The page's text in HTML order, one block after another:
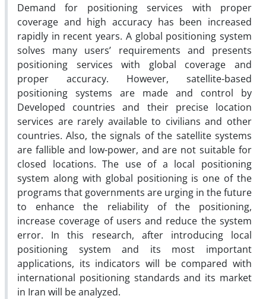
Demand for positioning services with proper
coverage and high accuracy has been increased
rapidly in recent years. A global positioning system
solves many users’ requirements and presents
positioning services with global coverage and
proper accuracy. However, satellite-based
positioning systems are made and control by
Developed countries and their precise location
services are rarely available to civilians and other
countries. Also, the signals of the satellite systems
are fallible and low-power, and are not suitable for
closed locations. The use of a local positioning
system along with global positioning is one of the
programs that governments are urging in the future
to enhance the reliability of the positioning,
increase coverage of users and reduce the system
error. In this research, after introducing local
positioning system and its most important
applications, its indicators will be compared with
international positioning standards and its market
in Iran will be analyzed.